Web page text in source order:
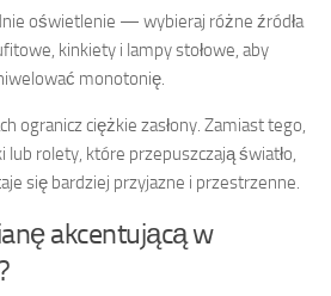
oświetlenie — wybieraj różne źródła
kinkiety i lampy stołowe, aby
monotonię.
ogranicz ciężkie zasłony. Zamiast tego,
rolety, które przepuszczają światło,
się bardziej przyjazne i przestrzenne.
akcentującą w